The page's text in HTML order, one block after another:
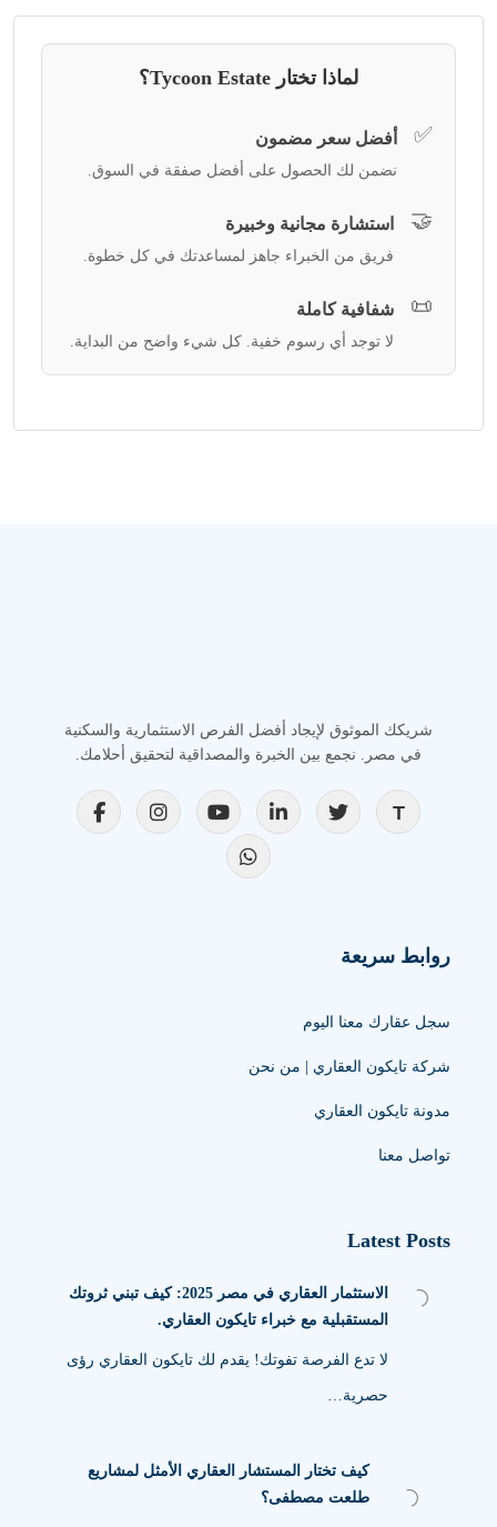
لماذا تختار Tycoon Estate؟
✅ أفضل سعر مضمون
نضمن لك الحصول على أفضل صفقة في السوق.
🤝 استشارة مجانية وخبيرة
فريق من الخبراء جاهز لمساعدتك في كل خطوة.
📜 شفافية كاملة
لا توجد أي رسوم خفية. كل شيء واضح من البداية.
شريكك الموثوق لإيجاد أفضل الفرص الاستثمارية والسكنية
في مصر. نجمع بين الخبرة والمصداقية لتحقيق أحلامك.
روابط سريعة
سجل عقارك معنا اليوم
شركة تايكون العقاري | من نحن
مدونة تايكون العقاري
تواصل معنا
Latest Posts
الاستثمار العقاري في مصر 2025: كيف تبني ثروتك
المستقبلية مع خبراء تايكون العقاري.
لا تدع الفرصة تفوتك! يقدم لك تايكون العقاري رؤى
حصرية…
كيف تختار المستشار العقاري الأمثل لمشاريع
طلعت مصطفى؟